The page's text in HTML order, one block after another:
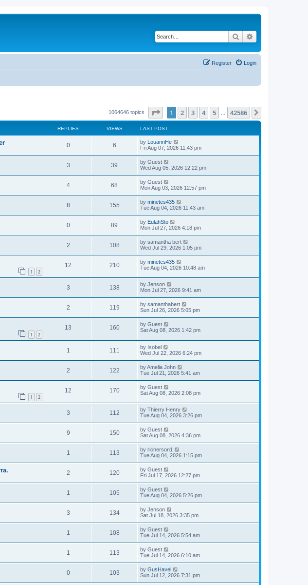
Search
Login
Register
1064646 topics Page of 42586
1 2 3 4 5 42586
REPLIES VIEWS LAST POST
0 6 by LouannHe
Fri Aug 07, 2026 11:43 pm
3 39 by Guest
Wed Aug 05, 2026 12:22 pm
4 68 by Guest
Mon Aug 03, 2026 12:57 pm
8 155 by minetes435
Tue Aug 04, 2026 11:43 am
0 89 by EulahSto
Mon Jul 27, 2026 4:18 pm
2 108 by samantha bert
Wed Jul 29, 2026 1:05 pm
1 2
12 210 by minetes435
Tue Aug 04, 2026 10:48 am
3 138 by Jenson
Mon Jul 27, 2026 9:41 am
2 119 by samanthabert
Sun Jul 26, 2026 5:05 pm
1 2
13 160 by Guest
Sat Aug 08, 2026 1:42 pm
1 111 by Isobel
Wed Jul 22, 2026 6:24 pm
2 122 byAmelia John
Tue Jul 21, 2026 5:41 am
1 2
12 170 by Guest
Sat Aug 08, 2026 2:08 pm
3 112 by Thierry Henry
Tue Aug 04, 2026 3:26 pm
9 150 by Guest
Sat Aug 08, 2026 4:36 pm
1 113 by richerson1
Tue Aug 04, 2026 1:15 pm
2 120 by Guest
Fri Jul 17, 2026 12:27 pm
1 105 by Guest
Tue Aug 04, 2026 5:26 pm
3 134 by Jenson
Sat Jul 18, 2026 3:35 pm
1 108 by Guest
Tue Jul 14, 2026 5:54 am
1 113 by Guest
Tue Jul 14, 2026 6:10 am
0 103 by GusHavel
Sun Jul 12, 2026 7:31 pm